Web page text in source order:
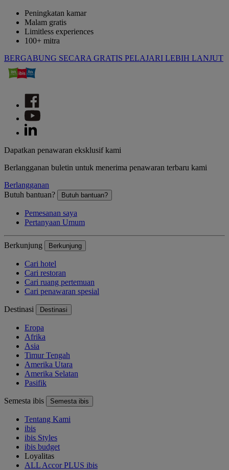
Peningkatan kamar
Malam gratis
Limitless experiences
100+ mitra
BERGABUNG SECARA GRATIS PELAJARI LEBIH LANJUT
Dapatkan penawaran eksklusif kami
Berlangganan buletin untuk menerima penawaran terbaru kami
Berlangganan
Butuh bantuan?
Butuh bantuan?
Pemesanan saya
Pertanyaan Umum
Berkunjung Berkunjung
Cari hotel
Cari restoran
Cari ruang pertemuan
Cari penawaran spesial
Destinasi Destinasi
Eropa
Afrika
Asia
Timur Tengah
Amerika Utara
Amerika Selatan
Pasifik
Semesta ibis Semesta ibis
Tentang Kami
ibis
ibis Styles
ibis budget
Loyalitas
ALL Accor PLUS ibis